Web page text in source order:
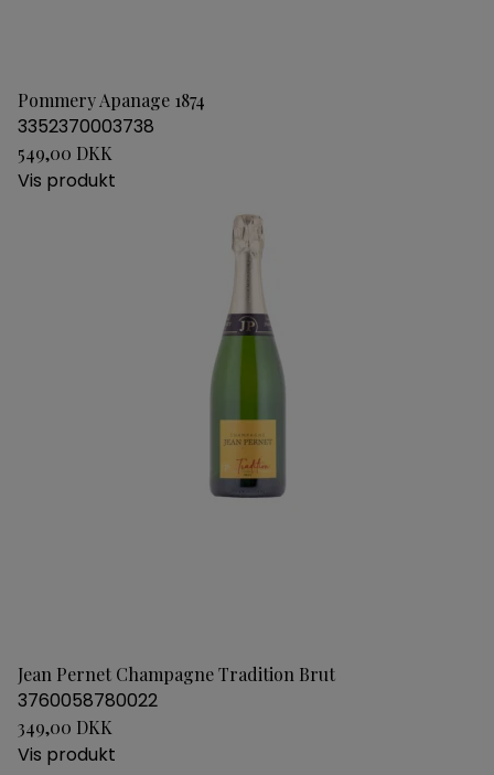
Pommery Apanage 1874
3352370003738
549,00 DKK
Vis produkt
Jean Pernet Champagne Tradition Brut
3760058780022
349,00 DKK
Vis produkt